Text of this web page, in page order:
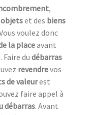
,
objetset des biens
voulez donc
la placeavant
Faire du débarras
revendrevos
de valeurest
faire appel à
débarras. Avant